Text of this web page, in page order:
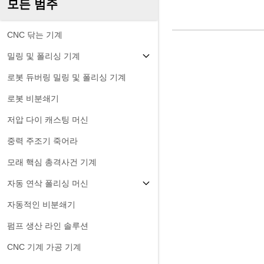
모든 범주
CNC 닦는 기계
밀링 및 폴리싱 기계
로봇 듀버링 밀링 및 폴리싱 기계
로봇 비분쇄기
저압 다이 캐스팅 머신
중력 주조기 죽어라
모래 핵심 총격사건 기계
자동 연삭 폴리싱 머신
자동적인 비분쇄기
펌프 생산 라인 솔루션
CNC 기계 가공 기계